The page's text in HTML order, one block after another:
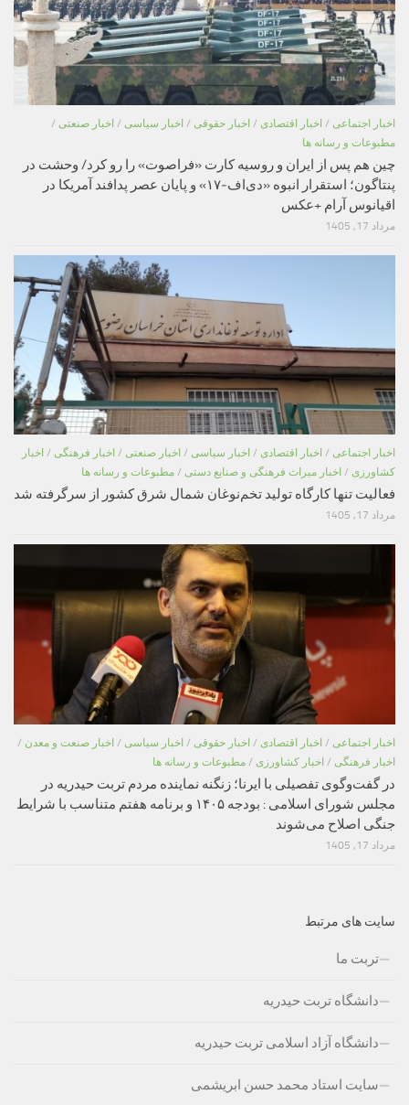
اخبار اجتماعی / اخبار اقتصادی / اخبار حقوقی / اخبار سیاسی / اخبار صنعتی /
مطبوعات و رسانه ها
چین هم پس از ایران و روسیه کارت «فراصوت» را رو کرد/ وحشت در
پنتاگون؛ استقرار انبوه «دی‌اف‑۱۷» و پایان عصر پدافند آمریکا در
اقیانوس آرام +عکس
مرداد 17, 1405
اخبار اجتماعی / اخبار اقتصادی / اخبار سیاسی / اخبار صنعتی / اخبار فرهنگی / اخبار
کشاورزی / اخبار میراث فرهنگی و صنایع دستی / مطبوعات و رسانه ها
فعالیت تنها کارگاه تولید تخم‌نوغان شمال شرق کشور از سرگرفته شد
مرداد 17, 1405
اخبار اجتماعی / اخبار اقتصادی / اخبار حقوقی / اخبار سیاسی / اخبار صنعت و معدن /
اخبار فرهنگی / اخبار کشاورزی / مطبوعات و رسانه ها
در گفت‌وگوی تفصیلی با ایرنا؛ زنگنه نماینده مردم تربت حیدریه در
مجلس شورای اسلامی : بودجه ۱۴۰۵ و برنامه هفتم متناسب با شرایط
جنگی اصلاح می‌شوند
مرداد 17, 1405
سایت های مرتبط
تربت ما
دانشگاه تربت حیدریه
دانشگاه آزاد اسلامی تربت حیدریه
سایت استاد محمد حسن ابریشمی